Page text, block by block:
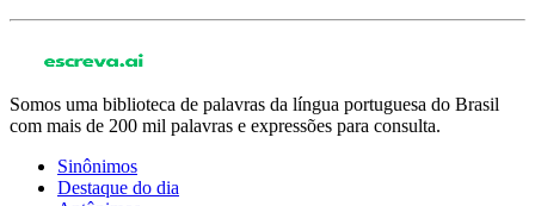
Somos uma biblioteca de palavras da língua portuguesa do Brasil
com mais de 200 mil palavras e expressões para consulta.
Sinônimos
Destaque do dia